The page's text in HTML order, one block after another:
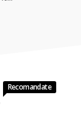
Recomandate